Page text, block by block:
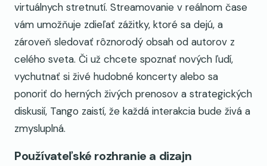
virtuálnych stretnutí. Streamovanie v reálnom čase
vám umožňuje zdieľať zážitky, ktoré sa dejú, a
zároveň sledovať rôznorodý obsah od autorov z
celého sveta. Či už chcete spoznať nových ľudí,
vychutnať si živé hudobné koncerty alebo sa
ponoriť do herných živých prenosov a strategických
diskusií, Tango zaistí, že každá interakcia bude živá a
zmysluplná.
Používateľské rozhranie a dizajn